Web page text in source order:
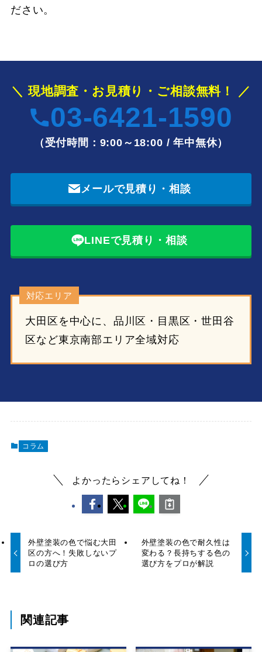
ださい。
＼ 現地調査・お見積り・ご相談無料！ ／
03-6421-1590
（受付時間：9:00～18:00 / 年中無休）
メールで見積り・相談
LINEで見積り・相談
対応エリア
大田区を中心に、品川区・目黒区・世田谷
区など東京南部エリア全域対応
コラム
よかったらシェアしてね！
外壁塗装の色で悩む大田
区の方へ！失敗しないプ
ロの選び方
外壁塗装の色で耐久性は
変わる？長持ちする色の
選び方をプロが解説
関連記事